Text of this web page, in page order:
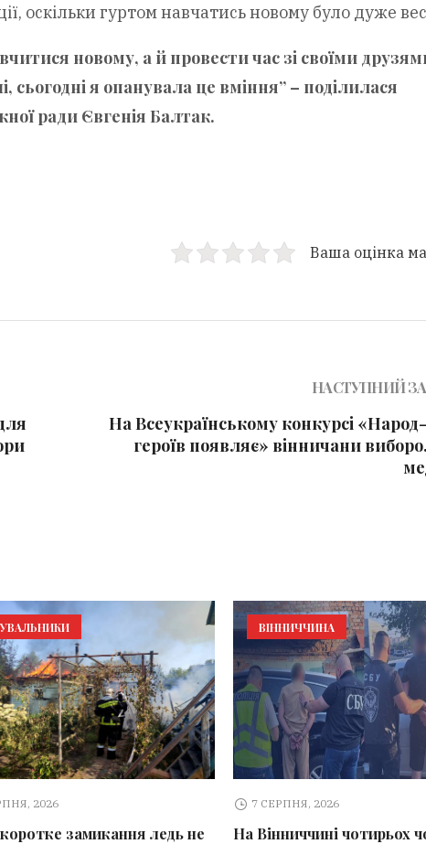
оскільки гуртом навчатись новому було дуже
новому, а й провести час зі своїми
я опанувала це вміння” – поділилася
ради Євгенія Балтак.
Ваша оцінка
НАСТУПНИЙ
На Всеукраїнському конкурсі
героїв появляє» вінничани
2026
замикання ледь не
ВІННИЧЧИНА
7 СЕРПНЯ, 2026
На Вінниччині чотирьох